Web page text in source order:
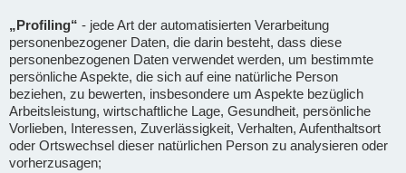
„Profiling“ - jede Art der automatisierten Verarbeitung
personenbezogener Daten, die darin besteht, dass diese
personenbezogenen Daten verwendet werden, um bestimmte
persönliche Aspekte, die sich auf eine natürliche Person
beziehen, zu bewerten, insbesondere um Aspekte bezüglich
Arbeitsleistung, wirtschaftliche Lage, Gesundheit, persönliche
Vorlieben, Interessen, Zuverlässigkeit, Verhalten, Aufenthaltsort
oder Ortswechsel dieser natürlichen Person zu analysieren oder
vorherzusagen;